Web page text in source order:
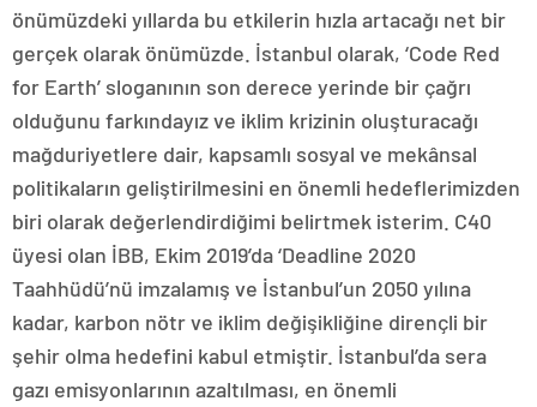
önümüzdeki yıllarda bu etkilerin hızla artacağı net bir
gerçek olarak önümüzde. İstanbul olarak, ‘Code Red
for Earth’ sloganının son derece yerinde bir çağrı
olduğunu farkındayız ve iklim krizinin oluşturacağı
mağduriyetlere dair, kapsamlı sosyal ve mekânsal
politikaların geliştirilmesini en önemli hedeflerimizden
biri olarak değerlendirdiğimi belirtmek isterim. C40
üyesi olan İBB, Ekim 2019’da ‘Deadline 2020
Taahhüdü’nü imzalamış ve İstanbul’un 2050 yılına
kadar, karbon nötr ve iklim değişikliğine dirençli bir
şehir olma hedefini kabul etmiştir. İstanbul’da sera
gazı emisyonlarının azaltılması, en önemli